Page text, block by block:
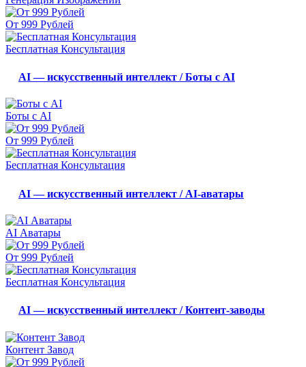
От 999 Рублей
Бесплатная Консультация
AI — искусственный интеллект / Боты с AI
Боты с AI
От 999 Рублей
Бесплатная Консультация
AI — искусственный интеллект / AI-аватары
AI Аватары
От 999 Рублей
Бесплатная Консультация
AI — искусственный интеллект / Контент-заводы
Контент Завод